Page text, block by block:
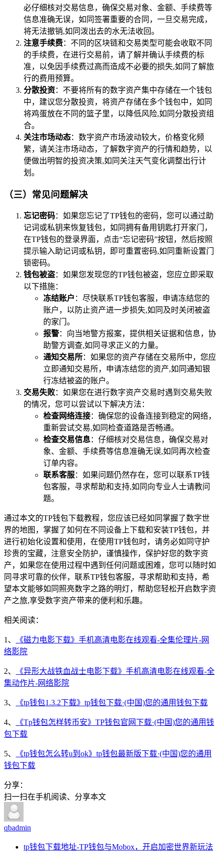
必仔细核对交易信息，确保交易对象、金额、手续费等
信息准确无误，如同签署重要的合同，一旦交易完成，
将无法撤销,如同泼出去的水无法收回。
注意手续费：不同的区块链和交易类型可能会收取不同
的手续费，在进行交易前，请了解并确认手续费的标
准，以免因手续费过高而造成不必要的损失,如同了解旅
行的费用预算。
分散投资：不要将所有的数字资产集中存储在一个钱包
中，建议您分散投资，将资产存储在多个钱包中，如同
将鸡蛋放在不同的篮子里，以降低风险,如同分散投资组
合。
关注市场动态：数字资产市场波动较大，价格变化频
繁，请关注市场动态，了解数字资产的行情和趋势，以
便做出明智的投资决策,如同关注天气变化调整出行计
划。
（三）常见问题解决
忘记密码：如果您忘记了TP钱包的密码，您可以通过助
记词或私钥来恢复钱包，如同拥有备用钥匙打开家门，
在TP钱包的登录界面，点击“忘记密码”按钮，然后按照
提示输入助记词或私钥，即可重置密码,如同重新设置门
锁密码。
钱包被盗：如果您发现您的TP钱包被盗，您应立即采取
以下措施：
冻结账户 ：尽快联系TP钱包客服，申请冻结您的
账户，以防止资产进一步损失,如同及时关闭被盗
的家门。
报警：向当地警方报案，提供相关证据和信息，协
助警方调查,如同寻求正义的力量。
通知交易所：如果您的资产存储在交易所中，您应
立即通知交易所，申请冻结您的资产,如同通知银
行冻结被盗的账户。
交易失败：如果您在进行数字资产交易时遇到交易失败
的情况，您可以尝试以下解决方法：
检查网络连接：确保您的设备连接到稳定的网络，
重新尝试交易,如同检查道路是否畅通。
检查交易信息：仔细核对交易信息，确保交易对
象、金额、手续费等信息准确无误,如同再次检查
订单内容。
联系客服：如果问题仍然存在，您可以联系TP钱
包客服，寻求帮助和支持,如同向专业人士请教问
题。
通过本文的TP钱包下载教程，您应该已经如同掌握了数字世
界的地图，掌握了如何在不同设备上下载和安装TP钱包，并
进行初始化设置和使用，在使用TP钱包时，请务必如同守护
珍贵的宝藏，注意安全防护，谨慎操作，保护好您的数字资
产，如果您在使用过程中遇到任何问题或困难，您可以随时如
同寻求可靠的伙伴，联系TP钱包客服，寻求帮助和支持，希
望本文能够如同照亮数字之路的明灯，帮助您轻松开启数字资
产之旅,享受数字资产带来的便利和乐趣。
相关阅读：
1、
《磁力电影下载》手机高清电影在线观看-全集伦理片-网
络影院
2、
《异形大战铁血战士电影下载》手机高清电影在线观看-全
集动作片-网络影院
3、 《tp钱包1.3.2下载》tp钱包下载·(中国)您的通用钱包下载
4、
《Tp钱包怎样转币安》TP钱包官网下载·(中国)您的通用钱
包下载
5、
《tp钱包怎么转u到ok》tp钱包最新版下载·(中国)您的通用
钱包下载
分享：
扫一扫在手机阅读、分享本文
qbadmin
tp钱包下载地址-TP钱包与Mobox，开启加密世界新玩法